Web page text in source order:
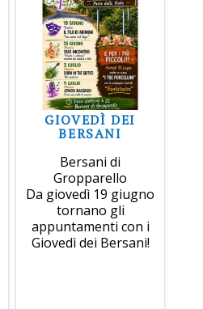
GIOVEDÌ DEI
BERSANI
Bersani di
Gropparello
Da giovedì 19 giugno
tornano gli
appuntamenti con i
Giovedì dei Bersani!